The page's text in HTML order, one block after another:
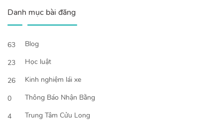
Danh mục bài đăng
63
Blog
23
Học luật
26
Kinh nghiệm lái xe
0
Thông Báo Nhận Bằng
4
Trung Tâm Cửu Long